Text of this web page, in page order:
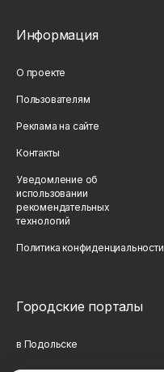
Информация
О проекте
Пользователям
Реклама на сайте
Контакты
Уведомление об
использовании
рекомендательных
технологий
Политика конфиденциальности
Городские порталы
в Подольске